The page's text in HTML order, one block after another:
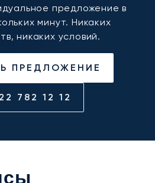
предложение в
минут. Никаких
никаких условий.
ПРЕДЛОЖЕНИЕ
782 12 12